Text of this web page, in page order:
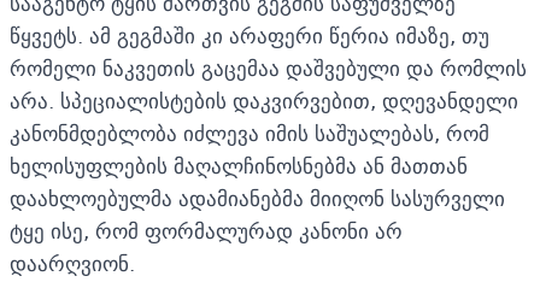
წყვეტს. ამ გეგმაში კი არაფერი წერია იმაზე, თუ
რომელი ნაკვეთის გაცემაა დაშვებული და რომლის
არა. სპეციალისტების დაკვირვებით, დღევანდელი
კანონმდებლობა იძლევა იმის საშუალებას, რომ
ხელისუფლების მაღალჩინოსნებმა ან მათთან
დაახლოებულმა ადამიანებმა მიიღონ სასურველი
ტყე ისე, რომ ფორმალურად კანონი არ
დაარღვიონ.